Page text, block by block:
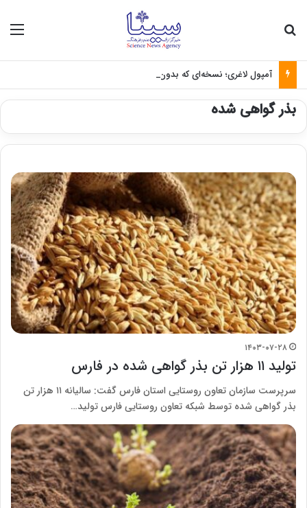
آمپول لاغری؛ نسخه‌ای که بدون تغذیه خطرناک می‌شود
بذر گواهی شده
۱۴۰۳-۰۷-۲۸
تولید ۱۱ هزار تن بذر گواهی شده در فارس
سرپرست سازمان تعاون روستایی استان فارس گفت: سالیانه ۱۱ هزار تن
بذر گواهی شده توسط شبکه تعاون روستایی فارس تولید…